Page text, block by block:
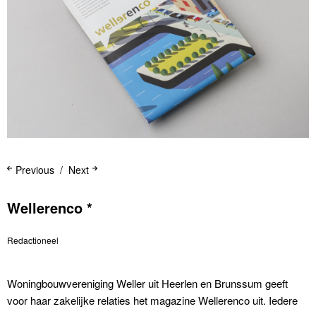
Next
Previous
Wellerenco *
Redactioneel
Woningbouwvereniging Weller uit Heerlen en Brunssum geeft
voor haar zakelijke relaties het magazine Wellerenco uit. Iedere